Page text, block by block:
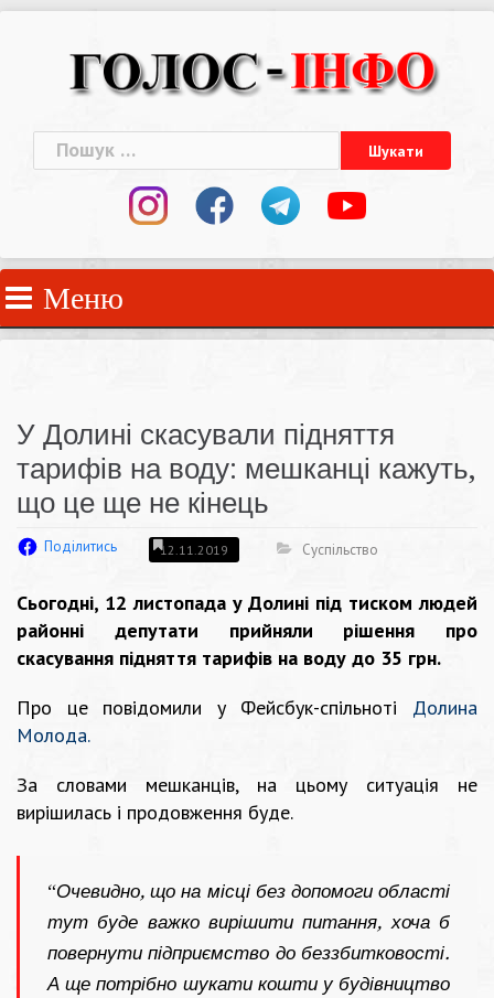
Пошук:
Меню
У Долині скасували підняття
тарифів на воду: мешканці кажуть,
що це ще не кінець
Поділитись 12.11.2019 Суспільство
Сьогодні, 12 листопада у Долині під тиском людей
районні депутати прийняли рішення про
скасування підняття тарифів на воду до 35 грн.
Про це повідомили у Фейсбук-спільноті Долина
Молода.
За словами мешканців, на цьому ситуація не
вирішилась і продовження буде.
“Очевидно, що на місці без допомоги області
тут буде важко вирішити питання, хоча б
повернути підприємство до беззбитковості.
А ще потрібно шукати кошти у будівництво